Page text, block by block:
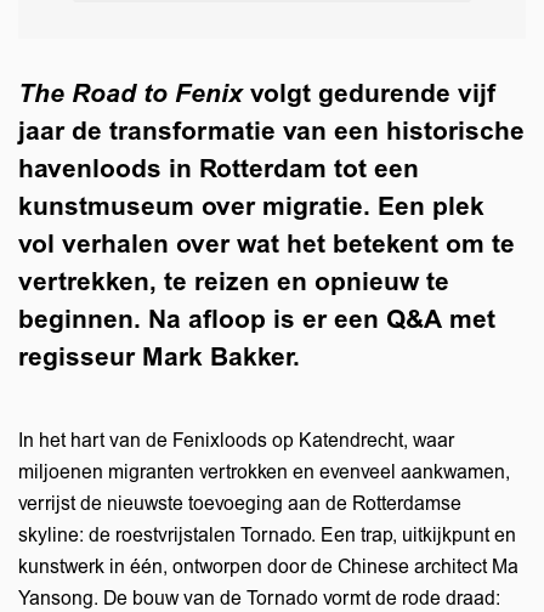
The Road to Fenixvolgt gedurende vijf
jaar de transformatie van een historische
havenloods in Rotterdam tot een
kunstmuseum over migratie. Een plek
vol verhalen over wat het betekent om te
vertrekken, te reizen en opnieuw te
beginnen. Na afloop is er een Q&A met
regisseur Mark Bakker.
In het hart van de Fenixloods op Katendrecht, waar
miljoenen migranten vertrokken en evenveel aankwamen,
verrijst de nieuwste toevoeging aan de Rotterdamse
skyline: de roestvrijstalen Tornado. Een trap, uitkijkpunt en
kunstwerk in één, ontworpen door de Chinese architect Ma
Yansong. De bouw van de Tornado vormt de rode draad: